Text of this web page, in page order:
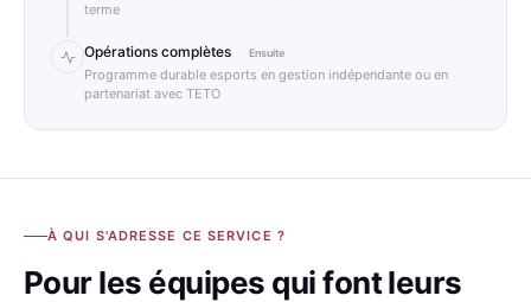
terme
Opérations complètes Ensuite
Programme durable esports en gestion indépendante ou en
partenariat avec TETO
À QUI S'ADRESSE CE SERVICE ?
Pour les équipes qui font leurs